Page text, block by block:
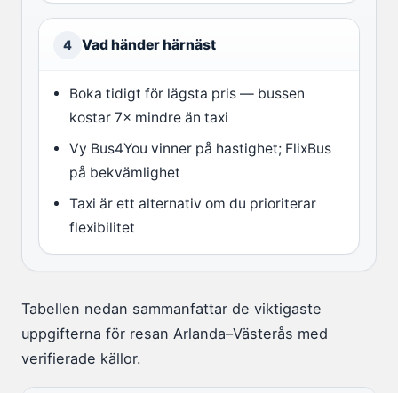
4 Vad händer härnäst
Boka tidigt för lägsta pris — bussen
kostar 7× mindre än taxi
Vy Bus4You vinner på hastighet; FlixBus
på bekvämlighet
Taxi är ett alternativ om du prioriterar
flexibilitet
Tabellen nedan sammanfattar de viktigaste
uppgifterna för resan Arlanda–Västerås med
verifierade källor.